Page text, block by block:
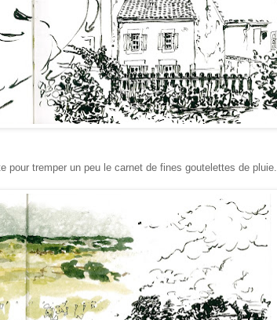
pour tremper un peu le carnet de fines goutelettes de pluie.